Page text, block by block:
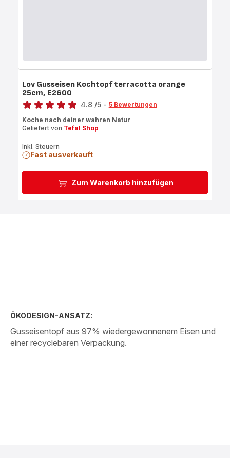
Zum Warenkorb hinzufügen
Lov Gusseisen Kochtopf terracotta orange
25cm, E2600
Bewertung
4.8 /5 - 5 Bewertungen
Koche nach deiner wahren Natur
Geliefert von Tefal Shop
Inkl. Steuern
Fast ausverkauft
ÖKODESIGN-ANSATZ:
Gusseisentopf aus 97% wiedergewonnenem Eisen und
einer recyclebaren Verpackung.